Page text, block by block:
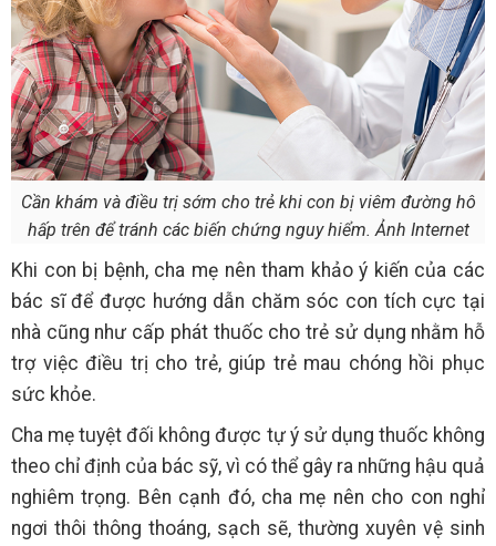
Cần khám và điều trị sớm cho trẻ khi con bị viêm đường hô
hấp trên để tránh các biến chứng nguy hiểm. Ảnh Internet
Khi con bị bệnh, cha mẹ nên tham khảo ý kiến của các
bác sĩ để được hướng dẫn chăm sóc con tích cực tại
nhà cũng như cấp phát thuốc cho trẻ sử dụng nhằm hỗ
trợ việc điều trị cho trẻ, giúp trẻ mau chóng hồi phục
sức khỏe.
Cha mẹ tuyệt đối không được tự ý sử dụng thuốc không
theo chỉ định của bác sỹ, vì có thể gây ra những hậu quả
nghiêm trọng. Bên cạnh đó, cha mẹ nên cho con nghỉ
ngơi thôi thông thoáng, sạch sẽ, thường xuyên vệ sinh